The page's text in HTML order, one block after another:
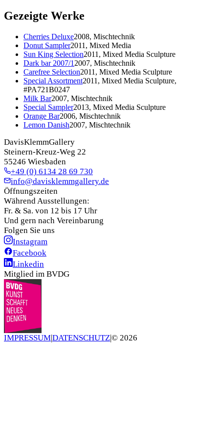
Gezeigte Werke
Cherries Deluxe2008, Mischtechnik
Donut Sampler2011, Mixed Media
Sun King Selection2011, Mixed Media Sculpture
Dark bar 2007/1 2007, Mischtechnik
Carefree Selection2011, Mixed Media Sculpture
Special Assortment2011, Mixed Media Sculpture,
#PA721B0247
Milk Bar2007, Mischtechnik
Special Sampler2013, Mixed Media Sculpture
Orange Bar2006, Mischtechnik
Lemon Danish2007, Mischtechnik
DavisKlemmGallery
Steinern-Kreuz-Weg 22
55246 Wiesbaden
+49 (0) 6134 28 69 730
info@davisklemmgallery.de
Öffnungszeiten
Während Ausstellungen:
Fr. & Sa. von 12 bis 17 Uhr
Und gern nach Vereinbarung
Folgen Sie uns
Instagram
Facebook
Linkedin
Mitglied im BVDG
IMPRESSUMDATENSCHUTZ© 2026